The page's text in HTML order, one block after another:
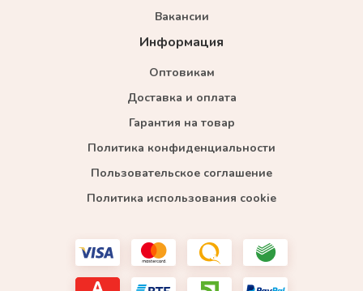
Вакансии
Информация
Оптовикам
Доставка и оплата
Гарантия на товар
Политика конфиденциальности
Пользовательское соглашение
Политика использования cookie